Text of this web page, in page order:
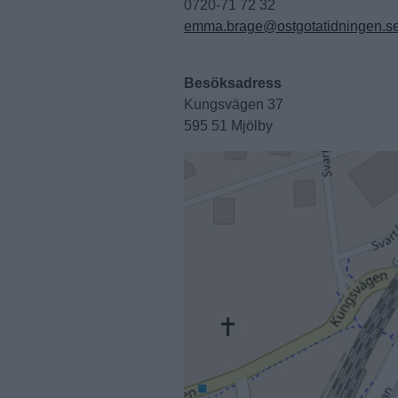
0720-71 72 32
Besöksadress
Kungsvägen 37
595 51 Mjölby